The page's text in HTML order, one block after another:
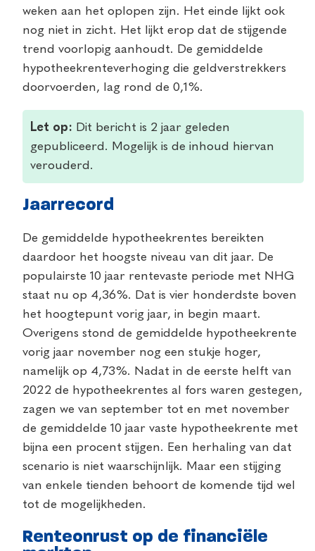
weken aan het oplopen zijn. Het einde lijkt ook
nog niet in zicht. Het lijkt erop dat de stijgende
trend voorlopig aanhoudt. De gemiddelde
hypotheekrenteverhoging die geldverstrekkers
doorvoerden, lag rond de 0,1%.
Let op: Dit bericht is 2 jaar geleden
gepubliceerd. Mogelijk is de inhoud hiervan
verouderd.
Jaarrecord
De gemiddelde hypotheekrentes bereikten
daardoor het hoogste niveau van dit jaar. De
populairste 10 jaar rentevaste periode met NHG
staat nu op 4,36%. Dat is vier honderdste boven
het hoogtepunt vorig jaar, in begin maart.
Overigens stond de gemiddelde hypotheekrente
vorig jaar november nog een stukje hoger,
namelijk op 4,73%. Nadat in de eerste helft van
2022 de hypotheekrentes al fors waren gestegen,
zagen we van september tot en met november
de gemiddelde 10 jaar vaste hypotheekrente met
bijna een procent stijgen. Een herhaling van dat
scenario is niet waarschijnlijk. Maar een stijging
van enkele tienden behoort de komende tijd wel
tot de mogelijkheden.
Renteonrust op de financiële